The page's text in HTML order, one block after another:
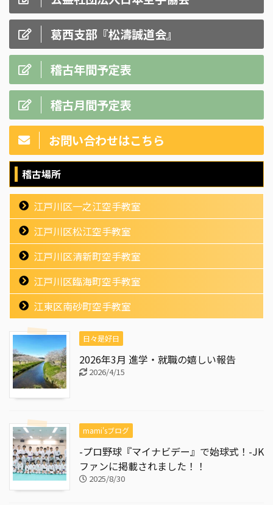
葛西支部『松濤誠道会』
稽古年間予定表
稽古月間予定表
お問い合わせはこちら
稽古場所
江戸川区一之江空手教室
江戸川区松江空手教室
江戸川区清新町空手教室
江戸川区臨海町空手教室
江東区南砂町空手教室
日々是好日
2026年3月 進学・就職の嬉しい報告
2026/4/15
mami'sブログ
-プロ野球『マイナビデー』で始球式！-JK
ファンに掲載されました！！
2025/8/30